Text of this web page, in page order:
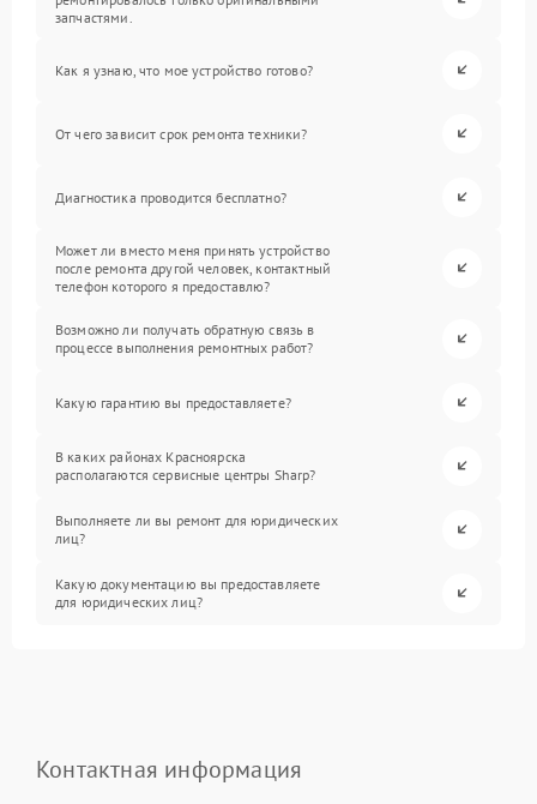
запчастями.
Как я узнаю, что мое устройство готово?
От чего зависит срок ремонта техники?
Диагностика проводится бесплатно?
Может ли вместо меня принять устройство
после ремонта другой человек, контактный
телефон которого я предоставлю?
Возможно ли получать обратную связь в
процессе выполнения ремонтных работ?
Какую гарантию вы предоставляете?
В каких районах Красноярска
располагаются сервисные центры Sharp?
Выполняете ли вы ремонт для юридических
лиц?
Какую документацию вы предоставляете
для юридических лиц?
Контактная информация